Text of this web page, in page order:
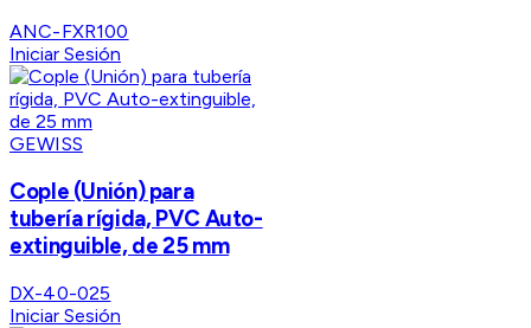
ANC-FXR100
Iniciar Sesión
GEWISS
Cople (Unión) para
tubería rígida, PVC Auto-
extinguible, de 25 mm
DX-40-025
Iniciar Sesión